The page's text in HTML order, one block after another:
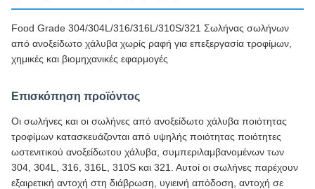
Food Grade 304/304L/316/316L/310S/321 Σωλήνας σωλήνων
από ανοξείδωτο χάλυβα χωρίς ραφή για επεξεργασία τροφίμων,
χημικές και βιομηχανικές εφαρμογές
Επισκόπηση προϊόντος
Οι σωλήνες και οι σωλήνες από ανοξείδωτο χάλυβα ποιότητας
τροφίμων κατασκευάζονται από υψηλής ποιότητας ποιότητες
ωστενιτικού ανοξείδωτου χάλυβα, συμπεριλαμβανομένων των
304, 304L, 316, 316L, 310S και 321. Αυτοί οι σωλήνες παρέχουν
εξαιρετική αντοχή στη διάβρωση, υγιεινή απόδοση, αντοχή σε